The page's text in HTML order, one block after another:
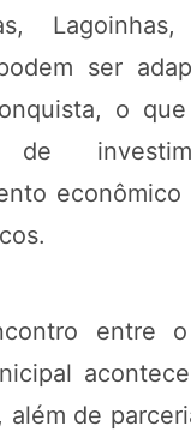
ser
o
econômico
entre
além de